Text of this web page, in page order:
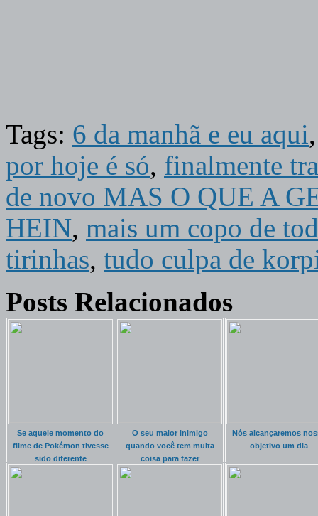
Tags: 6 da manhã e eu aqui
por hoje é só, finalmente
de novo MAS O QUE A
HEIN, mais um copo de
tirinhas, tudo culpa de
Posts Relacionados
Se aquele momento do
filme de Pokémon tivesse
sido diferente
O seu maior inimigo
quando você tem muita
coisa para fazer
Nós alcançaremos
objetivo um dia